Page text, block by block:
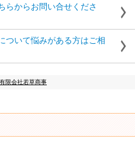
らからお問い合せくださ
ついて悩みがある方はご相
有限会社若草商事